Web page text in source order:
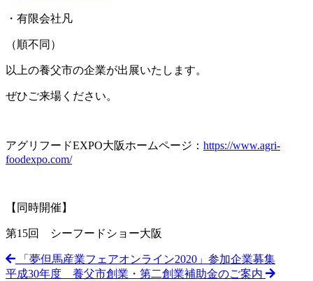
・有限会社凡
（順不同）
以上の養父市の企業が出展いたします。
ぜひご来場ください。
アグリフードEXPO大阪ホームページ： https://www.agri-
foodexpo.com/
【同時開催】
第15回 シーフードショー大阪
「夢但馬産業フェアオンライン2020」参加企業募集
平成30年度 養父市創業・第二創業補助金のご案内